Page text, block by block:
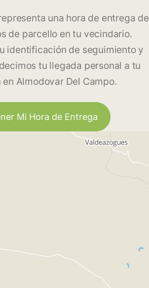
una hora de entrega de
de parcello en tu vecindario.
identificación de seguimiento y
tu llegada personal a tu
Almodovar Del Campo.
Mi Hora de Entrega